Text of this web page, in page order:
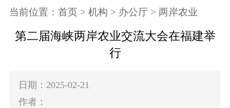
当前位置： 首页 > 机构 > 办公厅> 两岸农业
第二届海峡两岸农业交流大会在福建举
行
日期：2025-02-21
作者：